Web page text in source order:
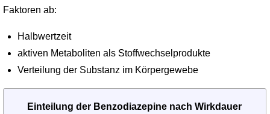
Faktoren ab:
Halbwertzeit
aktiven Metaboliten als Stoffwechselprodukte
Verteilung der Substanz im Körpergewebe
Einteilung der Benzodiazepine nach Wirkdauer